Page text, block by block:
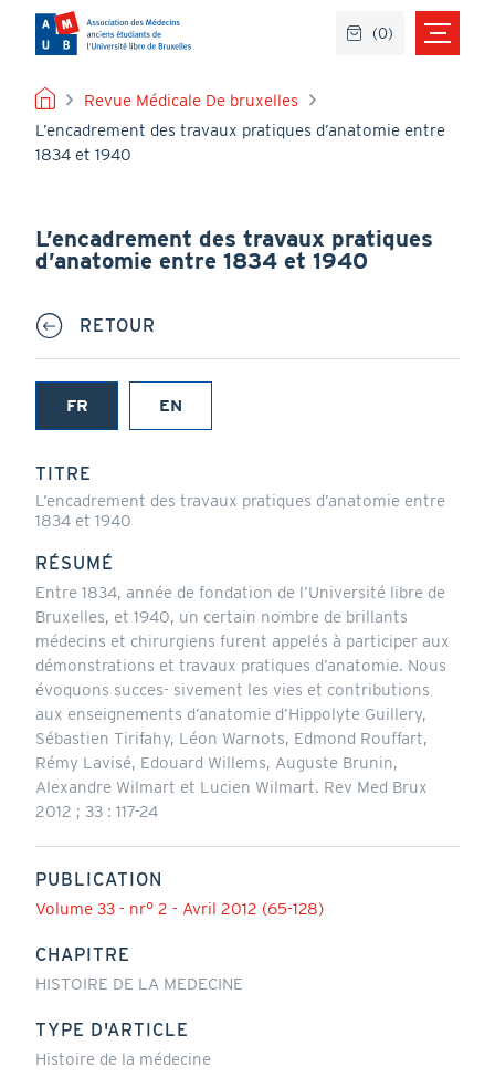
contenu
principal
FIL
D'ARIANE
Revue Médicale De bruxelles
L’encadrement des travaux pratiques d’anatomie entre
1834 et 1940
L’encadrement des travaux pratiques
d’anatomie entre 1834 et 1940
RETOUR
FR
(onglet
EN
TITRE
L’encadrement des travaux pratiques d’anatomie entre
1834 et 1940
RÉSUMÉ
Entre 1834, année de fondation de l’Université libre de
Bruxelles, et 1940, un certain nombre de brillants
médecins et chirurgiens furent appelés à participer aux
démonstrations et travaux pratiques d’anatomie. Nous
évoquons succes- sivement les vies et contributions
aux enseignements d’anatomie d’Hippolyte Guillery,
Sébastien Tirifahy, Léon Warnots, Edmond Rouffart,
Rémy Lavisé, Edouard Willems, Auguste Brunin,
Alexandre Wilmart et Lucien Wilmart. Rev Med Brux
2012 ; 33 : 117-24
PUBLICATION
Volume 33 - nr° 2 - Avril 2012 (65-128)
CHAPITRE
HISTOIRE DE LA MEDECINE
TYPE D'ARTICLE
Histoire de la médecine
(0)